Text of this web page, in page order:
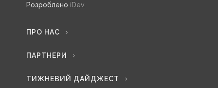
Розроблено iDev
ПРО НАС
ПАРТНЕРИ
ТИЖНЕВИЙ ДАЙДЖЕСТ